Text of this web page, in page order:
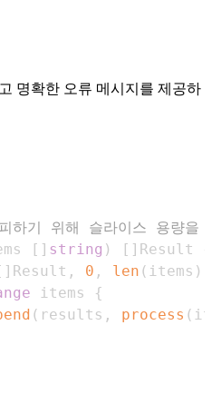
명확한 오류 메시지를 제공하
기 위해 슬라이스 용량을
[ ] string ) [ ] Result
] Result , 0 , len ( items )
items
{
( results , process (